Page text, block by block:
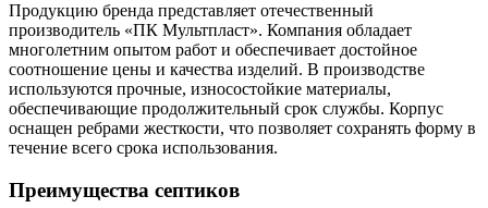
Продукцию бренда представляет отечественный
производитель «ПК Мультпласт». Компания обладает
многолетним опытом работ и обеспечивает достойное
соотношение цены и качества изделий. В производстве
используются прочные, износостойкие материалы,
обеспечивающие продолжительный срок службы. Корпус
оснащен ребрами жесткости, что позволяет сохранять форму в
течение всего срока использования.
Преимущества септиков